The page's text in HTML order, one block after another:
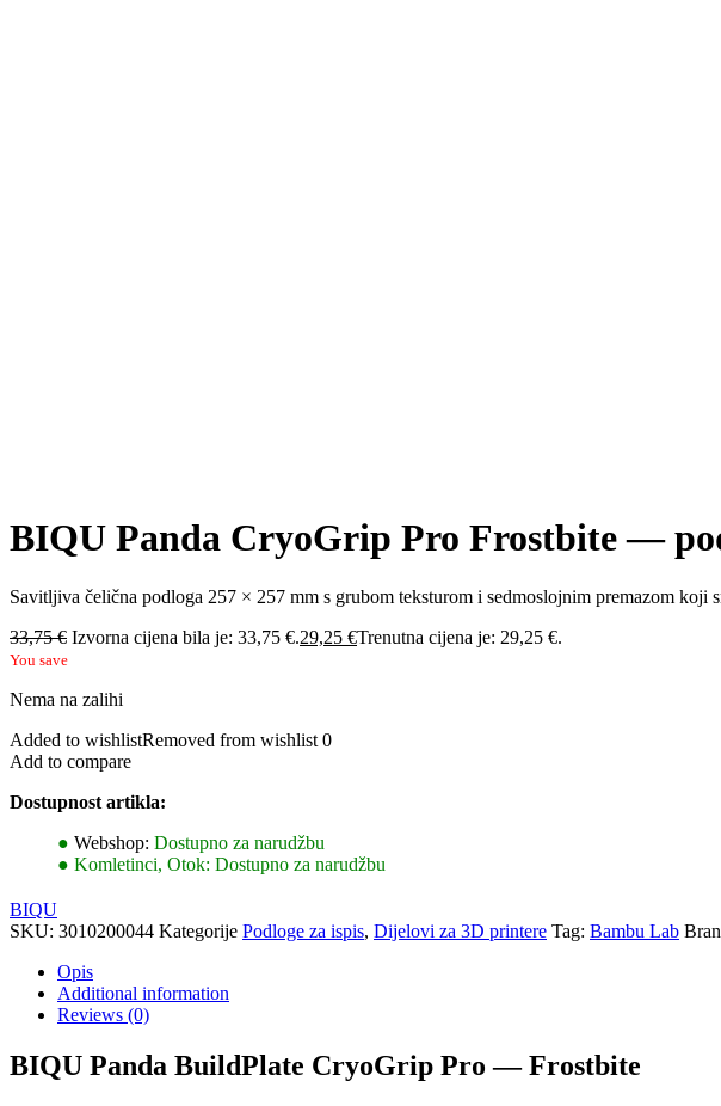
BIQU Panda CryoGrip Pro Frostbite —
Savitljiva čelična podloga 257 × 257 mm s grubom teksturom i sedmoslojnim premazom
33,75€ Izvorna cijena bila je: 33,75 €.29,25 €Trenutna cijena je: 29,25 €.
You save
Nema na zalihi
Added to wishlistRemoved from wishlist 0
Add to compare
Dostupnost artikla:
● Webshop: Dostupno za narudžbu
● Komletinci, Otok: Dostupno za narudžbu
BIQU
SKU: 3010200044 Kategorije Podloge za ispis, Dijelovi za 3D printere Tag: Bambu Lab
Opis
Additional information
Reviews (0)
BIQU Panda BuildPlate CryoGrip Pro — Frostbite